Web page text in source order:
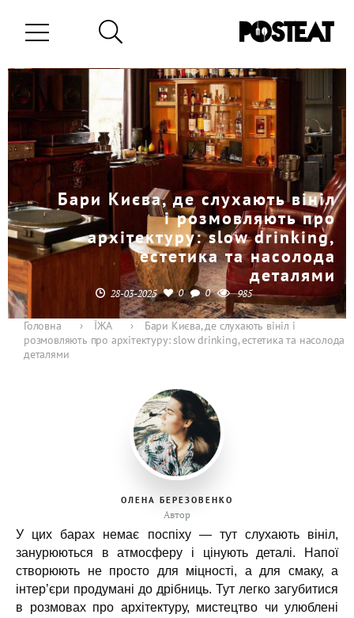
Бари Києва, де слухають вініл
і розмовляють про
архітектуру: slow drinking,
естетика та насолода
деталями
28-03-2025 0 0 985
Головна › ЇЖА ›
Бари Києва, де слухають вініл і
розмовляють про архітектуру: slow drinking, естетика та насолода
деталями
ОЛЕНА БЕРЕЗОВЕНКО
Автор
У цих барах немає поспіху — тут слухають вініл,
занурюються в атмосферу і цінують деталі. Напої
створюють не просто для міцності, а для смаку, а
інтер’єри продумані до дрібниць. Тут легко загубитися
в розмовах про архітектуру, мистецтво чи улюблені